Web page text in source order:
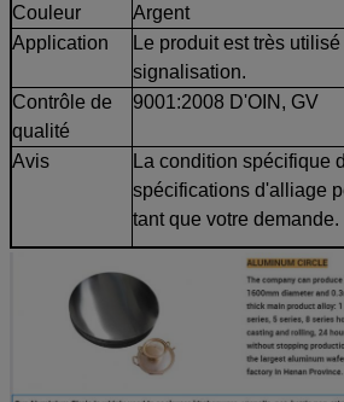
Couleur
Argent
Application
Le produit est très
signalisation.
Contrôle de
qualité
9001:2008 D'OIN, GV
Avis
La condition spécifique
spécifications d'alliage
tant que votre demande.